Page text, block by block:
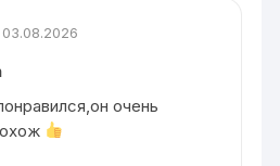
03.08.2026
очень